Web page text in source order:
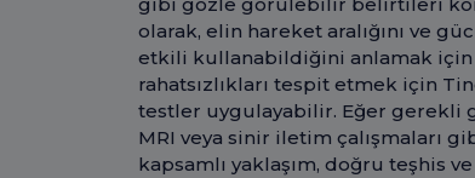
olarak, elin hareket aralığını ve
etkili kullanabildiğini anlamak için
rahatsızlıkları tespit etmek için
testler uygulayabilir. Eğer gerekli
MRI veya sinir iletim çalışmaları
kapsamlı yaklaşım, doğru teşhis